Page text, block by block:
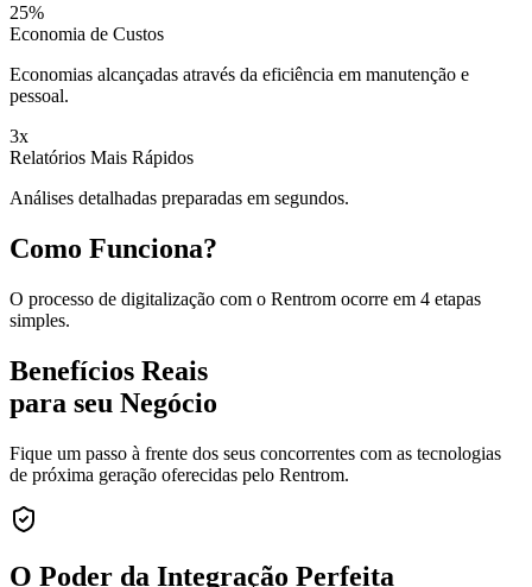
25%
Economia de Custos
Economias alcançadas através da eficiência em manutenção e
pessoal.
3x
Relatórios Mais Rápidos
Análises detalhadas preparadas em segundos.
Como Funciona?
O processo de digitalização com o Rentrom ocorre em 4 etapas
simples.
Benefícios Reais
para seu Negócio
Fique um passo à frente dos seus concorrentes com as tecnologias
de próxima geração oferecidas pelo Rentrom.
O Poder da Integração Perfeita